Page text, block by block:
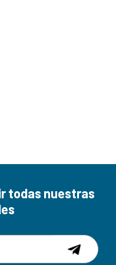
todas nuestras